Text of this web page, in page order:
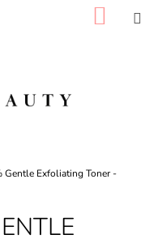
KOŠÍK
Gentle Exfoliating Toner -